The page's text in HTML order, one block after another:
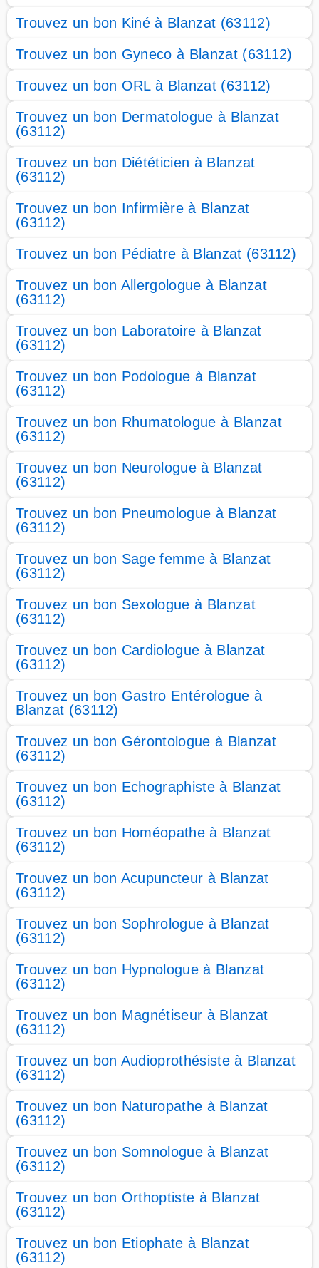
Trouvez un bon Kiné à Blanzat (63112)
Trouvez un bon Gyneco à Blanzat (63112)
Trouvez un bon ORL à Blanzat (63112)
Trouvez un bon Dermatologue à Blanzat
(63112)
Trouvez un bon Diététicien à Blanzat
(63112)
Trouvez un bon Infirmière à Blanzat
(63112)
Trouvez un bon Pédiatre à Blanzat (63112)
Trouvez un bon Allergologue à Blanzat
(63112)
Trouvez un bon Laboratoire à Blanzat
(63112)
Trouvez un bon Podologue à Blanzat
(63112)
Trouvez un bon Rhumatologue à Blanzat
(63112)
Trouvez un bon Neurologue à Blanzat
(63112)
Trouvez un bon Pneumologue à Blanzat
(63112)
Trouvez un bon Sage femme à Blanzat
(63112)
Trouvez un bon Sexologue à Blanzat
(63112)
Trouvez un bon Cardiologue à Blanzat
(63112)
Trouvez un bon Gastro Entérologue à
Blanzat (63112)
Trouvez un bon Gérontologue à Blanzat
(63112)
Trouvez un bon Echographiste à Blanzat
(63112)
Trouvez un bon Homéopathe à Blanzat
(63112)
Trouvez un bon Acupuncteur à Blanzat
(63112)
Trouvez un bon Sophrologue à Blanzat
(63112)
Trouvez un bon Hypnologue à Blanzat
(63112)
Trouvez un bon Magnétiseur à Blanzat
(63112)
Trouvez un bon Audioprothésiste à Blanzat
(63112)
Trouvez un bon Naturopathe à Blanzat
(63112)
Trouvez un bon Somnologue à Blanzat
(63112)
Trouvez un bon Orthoptiste à Blanzat
(63112)
Trouvez un bon Etiophate à Blanzat
(63112)